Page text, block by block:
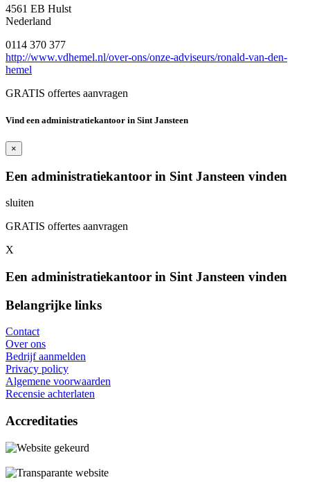
4561 EB Hulst
Nederland
0114 370 377
http://www.vdhemel.nl/over-ons/onze-adviseurs/ronald-van-den-
hemel
GRATIS offertes aanvragen
Vind een administratiekantoor in Sint Jansteen
×
Een administratiekantoor in Sint Jansteen vinden
sluiten
GRATIS offertes aanvragen
X
Een administratiekantoor in Sint Jansteen vinden
Belangrijke links
Contact
Over ons
Bedrijf aanmelden
Privacy policy
Algemene voorwaarden
Recensie achterlaten
Accreditaties